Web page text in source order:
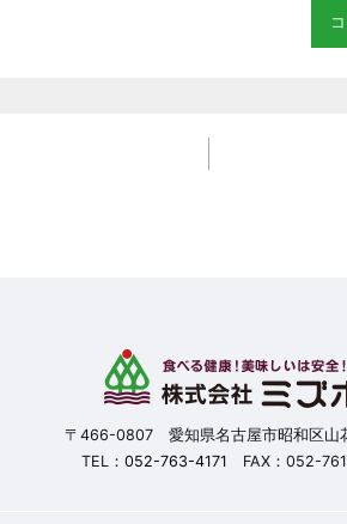
〒466-0807 愛知県名古屋市昭和区山
TEL： 052-763-4171 FAX：052-